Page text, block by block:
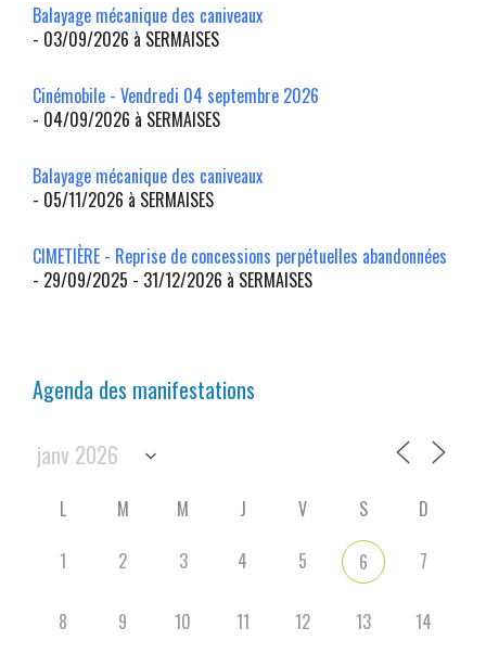
Balayage mécanique des caniveaux
- 03/09/2026 à SERMAISES
Cinémobile - Vendredi 04 septembre 2026
- 04/09/2026 à SERMAISES
Balayage mécanique des caniveaux
- 05/11/2026 à SERMAISES
CIMETIÈRE - Reprise de concessions perpétuelles abandonnées
- 29/09/2025 - 31/12/2026 à SERMAISES
Agenda des manifestations
L M M J V S
D
1
2 3 4 5 6 7
8 9 10 11 12 13 14